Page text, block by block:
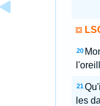
20
21
les